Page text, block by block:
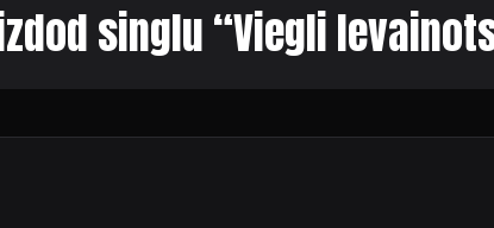
singlu “Viegli